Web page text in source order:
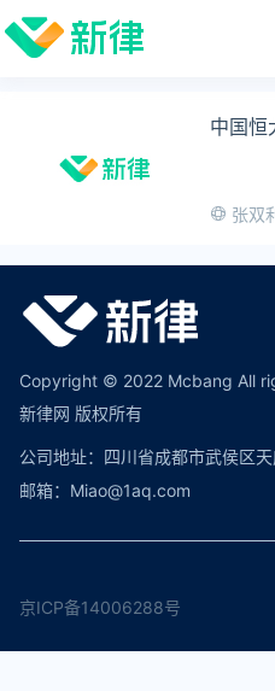
中国恒
张双
Copyright © 2022 Mcbang All
新律网 版权所有
公司地址：四川省成都市武侯区
邮箱：Miao@1aq.com
京ICP备14006288号